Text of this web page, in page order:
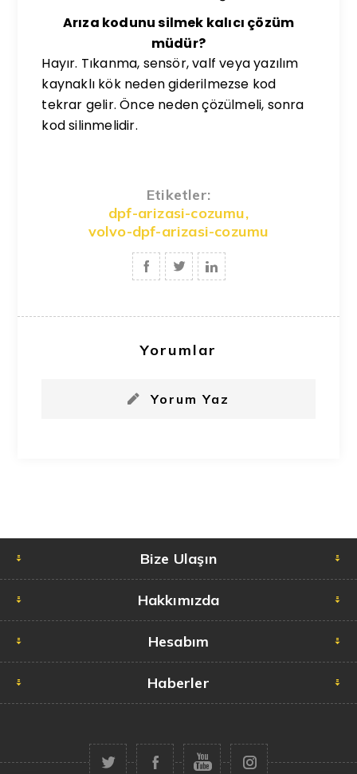
Arıza kodunu silmek kalıcı çözüm
müdür?
Hayır. Tıkanma, sensör, valf veya yazılım
kaynaklı kök neden giderilmezse kod
tekrar gelir. Önce neden çözülmeli, sonra
kod silinmelidir.
Etiketler:
dpf-arizasi-cozumu,
volvo-dpf-arizasi-cozumu
Yorumlar
Yorum Yaz
Bize Ulaşın
Hakkımızda
Hesabım
Haberler